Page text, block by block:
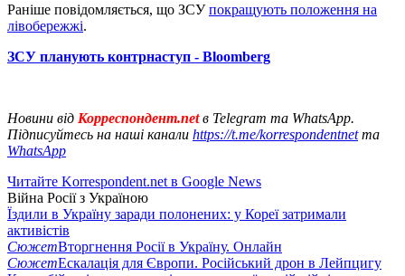
Раніше повідомляється, що ЗСУпокращують положення на
лівобережжі.
ЗСУ планують контрнаступ - Bloomberg
Новини від Корреспондент.netв Telegram та WhatsApp.
Підписуйтесь на наші канали https://t.me/korrespondentnetта
WhatsApp
Читайте Korrespondent.net в Google News
Війна Росії з Україною
Їздили в Україну заради полонених: у Кореї затримали
активістів
СюжетВторгнення Росії в Україну. Онлайн
СюжетЕскалація для Європи. Російський дрон в Лейпцигу